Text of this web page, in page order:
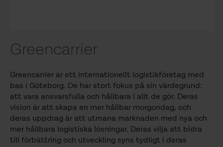
Greencarrier
Greencarrier är ett internationellt logistikföretag med
bas i Göteborg. De har stort fokus på sin värdegrund:
att vara ansvarsfulla och hållbara i allt de gör. Deras
vision är att skapa en mer hållbar morgondag, och
deras uppdrag är att utmana marknaden med nya och
mer hållbara logistiska lösningar. Deras vilja att bidra
till förbättring och utveckling syns tydligt i deras